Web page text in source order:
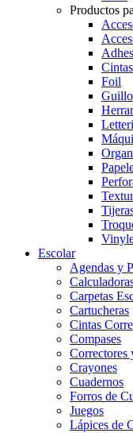
Productos
Foil
Escolar
Agendas y
Carpetas
Cartucheras
Cintas
Compases
Correctores
Crayones
Cuadernos
Forros de
Juegos
Lápices de